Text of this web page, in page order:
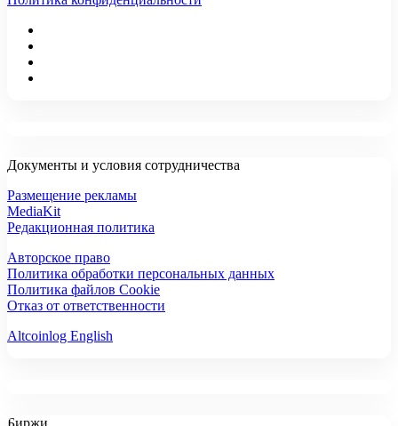
Документы и условия сотрудничества
Размещение рекламы
MediaKit
Редакционная политика
Авторское право
Политика обработки персональных данных
Политика файлов Cookie
Отказ от ответственности
Altcoinlog English